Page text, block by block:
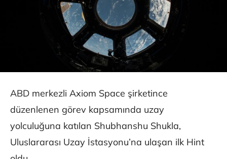
ABD merkezli Axiom Space şirketince
düzenlenen görev kapsamında uzay
yolculuğuna katılan Shubhanshu Shukla,
Uluslararası Uzay İstasyonu’na ulaşan ilk Hint